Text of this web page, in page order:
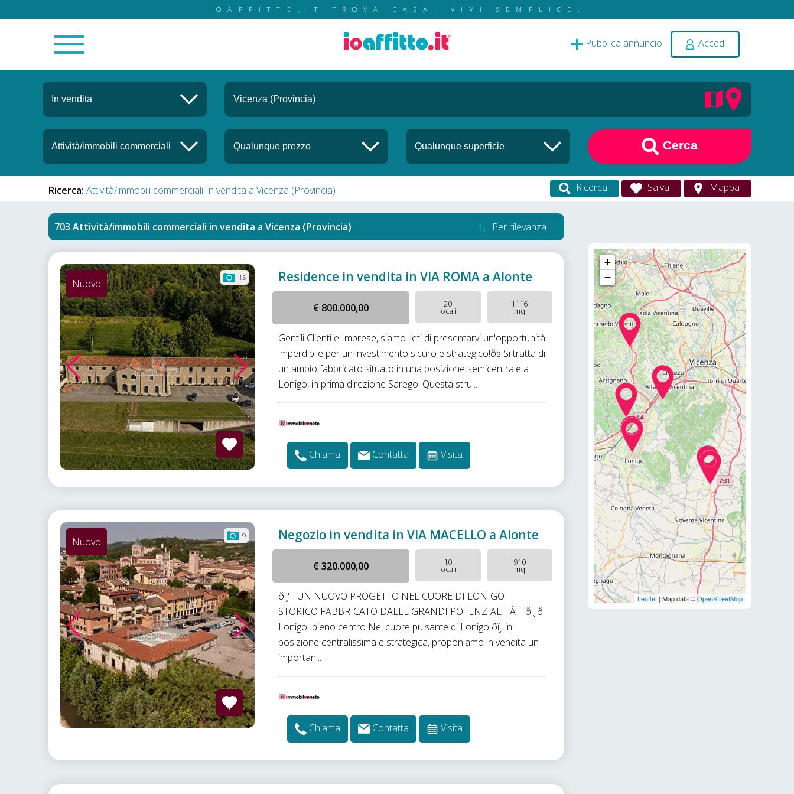
IOAFFITTO.IT TROVA CASA. VIVI SEMPLICE.
Pubblica annuncio Accedi
Cerca
Ricerca: Attività/immobili commerciali In vendita a Vicenza (Provincia) Ricerca Salva Mappa
Attività/immobili commerciali in vendita a Vicenza (Provincia) Per rilevanza
15
Nuovo Residence in vendita in VIA ROMA a Alonte
€ 800.000,00 20
locali
1116
mq
Gentili Clienti e Imprese, siamo lieti di presentarvi un'opportunità
imperdibile per un investimento sicuro e strategico!ð§ Si tratta di
un ampio fabbricato situato in una posizione semicentrale a
Lonigo, in prima direzione Sarego. Questa stru...
Chiama Contatta Visita
9
Nuovo Negozio in vendita in VIA MACELLO a Alonte
€ 320.000,00 10
locali
910
mq
ðï¸'¨ UN NUOVO PROGETTO NEL CUORE DI LONIGO 
STORICO FABBRICATO DALLE GRANDI POTENZIALITÀ '¨ðï¸ ð
Lonigo  pieno centro Nel cuore pulsante di Lonigo ðï¸, in
posizione centralissima e strategica, proponiamo in vendita un
importan...
Chiama Contatta Visita
+
−
Leaflet | Map data ©OpenStreetMap